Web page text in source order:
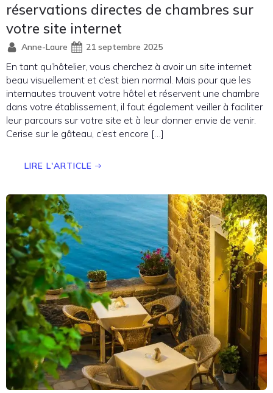
réservations directes de chambres sur
votre site internet
Anne-Laure 21 septembre 2025
En tant qu’hôtelier, vous cherchez à avoir un site internet
beau visuellement et c’est bien normal. Mais pour que les
internautes trouvent votre hôtel et réservent une chambre
dans votre établissement, il faut également veiller à faciliter
leur parcours sur votre site et à leur donner envie de venir.
Cerise sur le gâteau, c’est encore […]
LIRE L'ARTICLE